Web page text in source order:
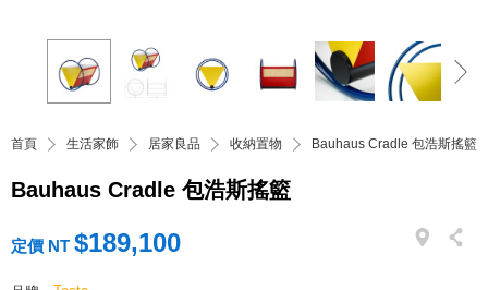
首頁 生活家飾 居家良品 收納置物 Bauhaus Cradle 包浩斯搖籃
Bauhaus Cradle 包浩斯搖籃
定價 NT $189,100